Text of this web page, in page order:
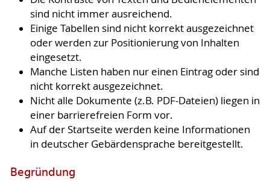
sind nicht immer ausreichend.
Einige Tabellen sind nicht korrekt ausgezeichnet
oder werden zur Positionierung von Inhalten
eingesetzt.
Manche Listen haben nur einen Eintrag oder sind
nicht korrekt ausgezeichnet.
Nicht alle Dokumente (z.B. PDF-Dateien) liegen in
einer barrierefreien Form vor.
Auf der Startseite werden keine Informationen
in deutscher Gebärdensprache bereitgestellt.
Begründung